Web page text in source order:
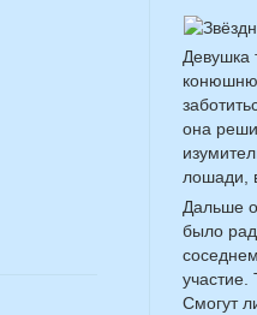
Девушка
она
лошади,
Дальше
было
Смогут